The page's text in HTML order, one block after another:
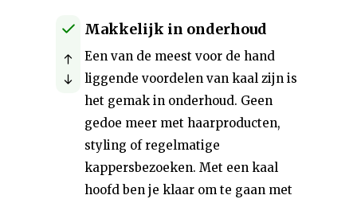
Makkelijk in onderhoud
Een van de meest voor de hand
liggende voordelen van kaal zijn is
het gemak in onderhoud. Geen
gedoe meer met haarproducten,
styling of regelmatige
kappersbezoeken. Met een kaal
hoofd ben je klaar om te gaan met